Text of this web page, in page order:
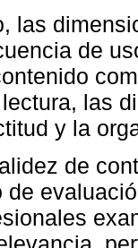
las
de
las
y la
de
de